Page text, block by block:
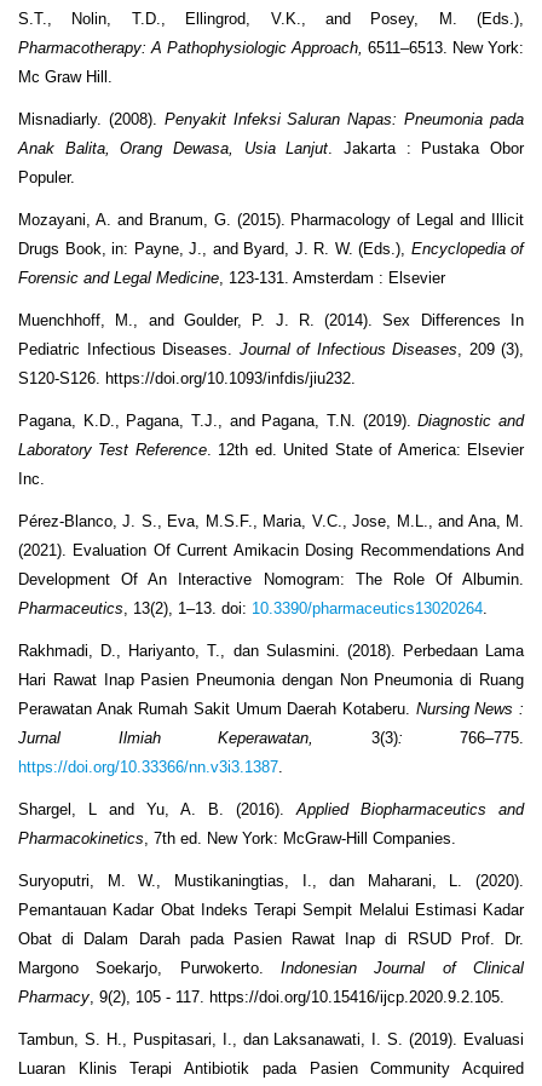
S.T., Nolin, T.D., Ellingrod, V.K., and Posey, M. (Eds.),
Pharmacotherapy: A Pathophysiologic Approach, 6511–6513. New York:
Mc Graw Hill.
Misnadiarly. (2008). Penyakit Infeksi Saluran Napas: Pneumonia pada
Anak Balita, Orang Dewasa, Usia Lanjut . Jakarta : Pustaka Obor
Populer.
Mozayani, A. and Branum, G. (2015). Pharmacology of Legal and Illicit
Drugs Book, in: Payne, J., and Byard, J. R. W. (Eds.), Encyclopedia of
Forensic and Legal Medicine , 123-131. Amsterdam : Elsevier
Muenchhoff, M., and Goulder, P. J. R. (2014). Sex Differences In
Pediatric Infectious Diseases. Journal of Infectious Diseases , 209 (3),
S120-S126. https://doi.org/10.1093/infdis/jiu232.
Pagana, K.D., Pagana, T.J., and Pagana, T.N. (2019).Diagnostic and
Laboratory Test Reference. 12th ed. United State of America: Elsevier
Inc.
Pérez-Blanco, J. S., Eva, M.S.F., Maria, V.C., Jose, M.L., and Ana, M.
(2021). Evaluation Of Current Amikacin Dosing Recommendations And
Development Of An Interactive Nomogram: The Role Of Albumin.
Pharmaceutics , 13(2), 1–13. doi: 10.3390/pharmaceutics13020264
Rakhmadi, D., Hariyanto, T., dan Sulasmini. (2018). Perbedaan Lama
Hari Rawat Inap Pasien Pneumonia dengan Non Pneumonia di Ruang
Perawatan Anak Rumah Sakit Umum Daerah Kotaberu. Nursing News :
Jurnal Ilmiah Keperawatan, 3(3): 766–775.
https://doi.org/10.33366/nn.v3i3.1387
Shargel, L and Yu, A. B. (2016). Applied Biopharmaceutics and
Pharmacokinetics , 7th ed. New York: McGraw-Hill Companies.
Suryoputri, M. W., Mustikaningtias, I., dan Maharani, L. (2020).
Pemantauan Kadar Obat Indeks Terapi Sempit Melalui Estimasi Kadar
Obat di Dalam Darah pada Pasien Rawat Inap di RSUD Prof. Dr.
Margono Soekarjo, Purwokerto. Indonesian Journal of Clinical
Pharmacy 9(2), 105 - 117. https://doi.org/10.15416/ijcp.2020.9.2.105.
Tambun, S. H., Puspitasari, I., dan Laksanawati, I. S. (2019). Evaluasi
Luaran Klinis Terapi Antibiotik pada Pasien Community Acquired